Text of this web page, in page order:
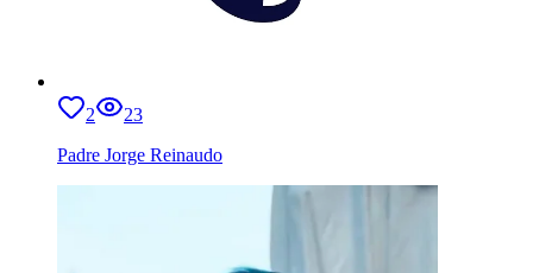
2
23
Padre Jorge Reinaudo